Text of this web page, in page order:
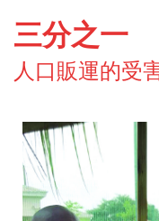
三分之一
人口販運的受